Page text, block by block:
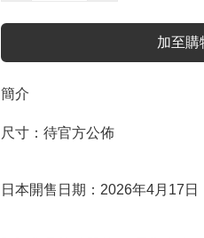
加至購
簡介
尺寸：待官方公佈
日本開售日期：2026年4月17日